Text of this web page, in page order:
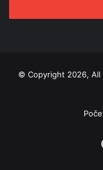
© Copyright 2026,